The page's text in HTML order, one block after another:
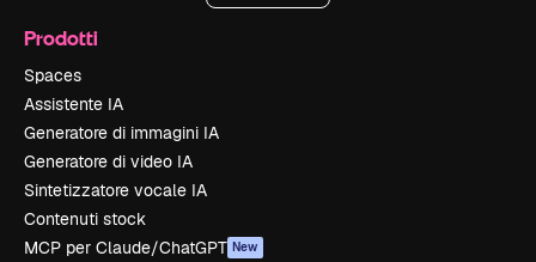
Prodotti
Spaces
Assistente IA
Generatore di immagini IA
Generatore di video IA
Sintetizzatore vocale IA
Contenuti stock
MCP per Claude/ChatGPT New